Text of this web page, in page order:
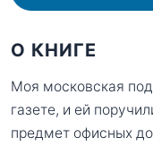
О КНИГЕ
Моя московская
газете, и ей
предмет офисных